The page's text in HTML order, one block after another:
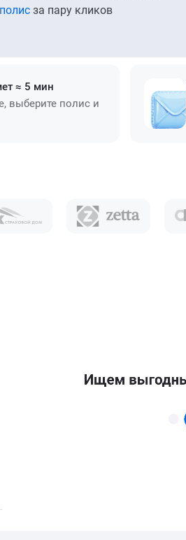
за пару кликов
≈ 5 мин
выберите полис и